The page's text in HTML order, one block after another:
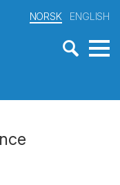
NORSK ENGLISH